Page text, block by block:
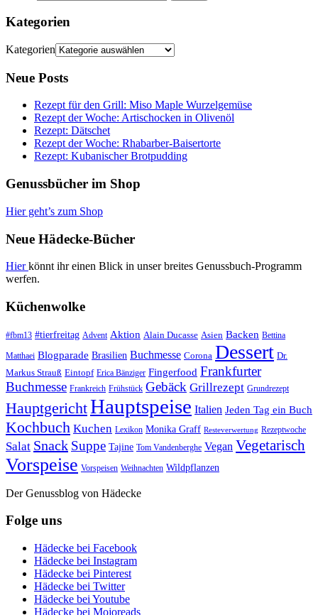
Kategorien
Kategorien
Neue Posts
Rezept für den Grill: Miso Maple Wurzelgemüse
Rezept der Woche: Artischocken in Olivenöl
Rezept: Dätschet
Rezept der Woche: Rhabarber-Baisertorte
Rezept: Kubanischer Brotpudding
Genussbücher im Shop
Hier geht’s zum Shop
Neue Hädecke-Bücher
Hierkönnt ihr einen Blick in unser breites Genussbuch-Programm
werfen.
Küchenwolke
#fbm13 #tierfreitag Advent Aktion Alain Ducasse Asien Backen Bettina
Matthaei Blogparade Brasilien Buchmesse Corona Dessert Dr.
Markus Strauß Eintopf Erica Bänziger Fingerfood Frankfurter
Buchmesse Frankreich Frühstück Gebäck Grillrezept Grundrezept
HauptgerichtHauptspeise Italien Jeden Tag ein Buch
Kochbuch Kuchen Lexikon Monika Graff Resteverwertung Rezeptwoche
Salat Snack Suppe Tajine Tom Vandenberghe Vegan Vegetarisch
Vorspeise Vorspeisen Weihnachten Wildpflanzen
Der Genussblog von Hädecke
Folge uns
Hädecke bei Facebook
Hädecke bei Instagram
Hädecke bei Pinterest
Hädecke bei Twitter
Hädecke bei Youtube
Hädecke bei Mojoreads